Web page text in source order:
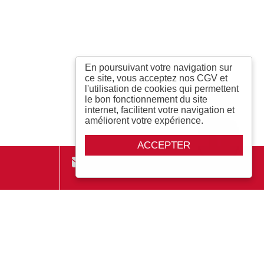
ACCEPTER
En poursuivant votre navigation sur
ce site, vous acceptez nos CGV et
l'utilisation de cookies qui permettent
le bon fonctionnement du site
internet, facilitent votre navigation et
améliorent votre expérience.